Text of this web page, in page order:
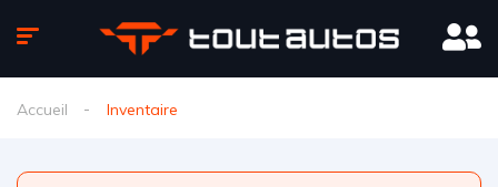
Accueil Inventaire